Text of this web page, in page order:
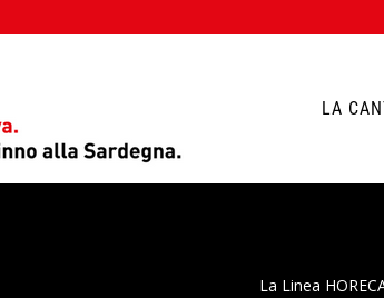
LA
La Linea